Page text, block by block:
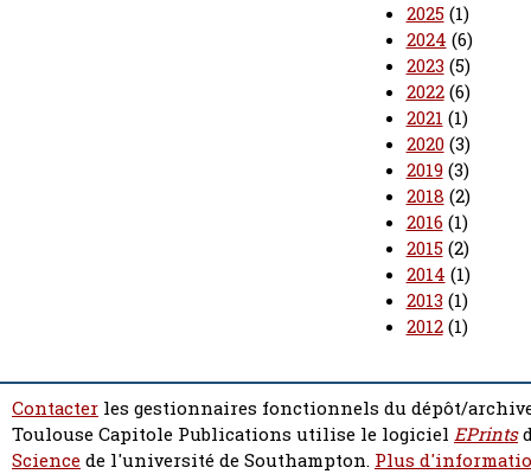
2025(1)
2024 (6)
2023 (5)
2022(6)
2021 (1)
2020(3)
2019(3)
2018 (2)
2016 (1)
2015(2)
2014 (1)
2013 (1)
2012(1)
Contacter les gestionnaires fonctionnels du dépôt/
Toulouse Capitole Publications utilise le logiciel EPrints
Sciencede l'université de Southampton. Plus